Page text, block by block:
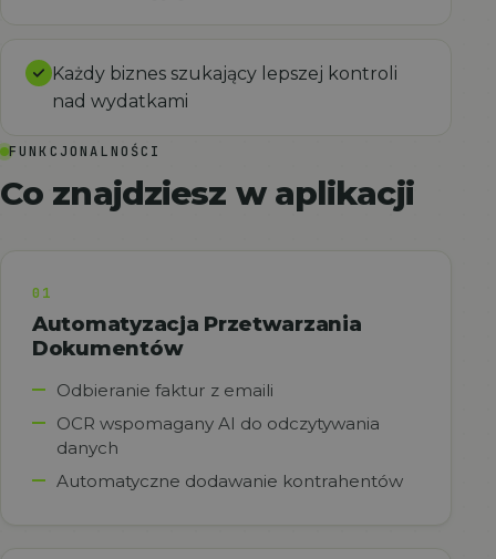
Każdy biznes szukający lepszej kontroli
nad wydatkami
FUNKCJONALNOŚCI
Co znajdziesz w aplikacji
01
Automatyzacja Przetwarzania
Dokumentów
Odbieranie faktur z emaili
OCR wspomagany AI do odczytywania
danych
Automatyczne dodawanie kontrahentów